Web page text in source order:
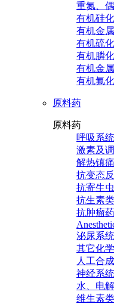
重氮、
有机硅
有机金
有机硫
有机膦
有机金
有机氟
原料药
原料药
呼吸系
激素及
解热镇
抗变态
抗寄生
抗生素
抗肿瘤药
泌尿系
其它化
人工合
神经系
水、电
维生素